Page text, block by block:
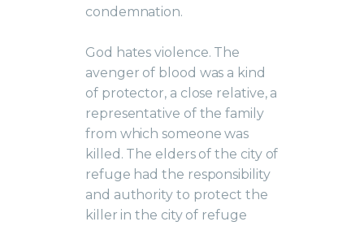
condemnation.
God hates violence. The
avenger of blood was a kind
of protector, a close relative, a
representative of the family
from which someone was
killed. The elders of the city of
refuge had the responsibility
and authority to protect the
killer in the city of refuge